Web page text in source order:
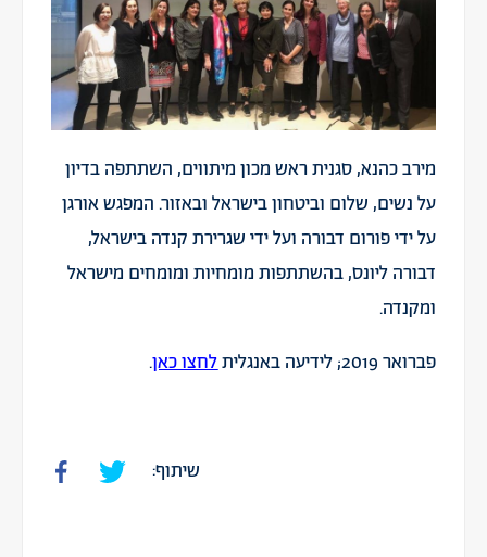
מירב כהנא, סגנית ראש מכון מיתווים, השתתפה בדיון
על נשים, שלום וביטחון בישראל ובאזור. המפגש אורגן
על ידי פורום דבורה ועל ידי שגרירת קנדה בישראל,
דבורה ליונס, בהשתתפות מומחיות ומומחים מישראל
ומקנדה.
פברואר 2019; לידיעה באנגלית לחצו כאן.
שיתוף: